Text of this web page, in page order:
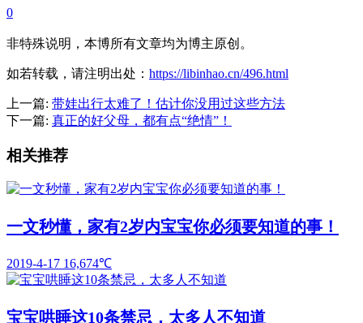
0
非特殊说明，本博所有文章均为博主原创。
如若转载，请注明出处： https://libinhao.cn/496.html
上一篇: 带娃出行太难了！估计你没用过这些方法
下一篇: 真正的好父母，都有点“绝情”！
相关推荐
一文秒懂，家有2岁内宝宝你必须要知道的事！
2019-4-17 16,674℃
宝宝哄睡这10条禁忌，太多人不知道